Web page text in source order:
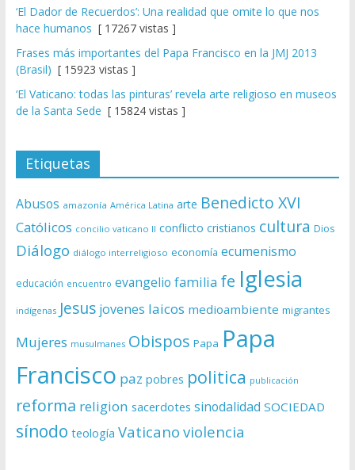
‘El Dador de Recuerdos’: Una realidad que omite lo que nos
hace humanos [ 17267 vistas ]
Frases más importantes del Papa Francisco en la JMJ 2013
(Brasil) [ 15923 vistas ]
‘El Vaticano: todas las pinturas’ revela arte religioso en museos
de la Santa Sede [ 15824 vistas ]
Etiquetas
Abusos amazonía América Latina arte Benedicto XVI
Católicos concilio vaticano II conflicto cristianos cultura Dios
Diálogo diálogo interreligioso economía ecumenismo
educación encuentro evangelio familia fe Iglesia
indígenas Jesus jovenes laicos medioambiente migrantes
Mujeres musulmanes Obispos Papa Papa
Francisco paz pobres politica publicación
reforma religion sacerdotes sinodalidad SOCIEDAD
sínodo teología Vaticano violencia